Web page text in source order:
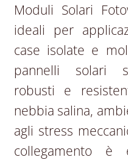
Moduli Solari
ideali per
case isolate e
pannelli solari
robusti e
nebbia salina,
agli stress
collegamento è